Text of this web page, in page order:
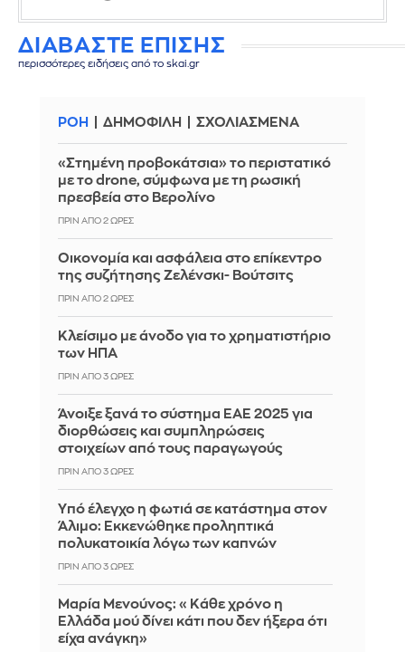
ΔΙΑΒΑΣΤΕ ΕΠΙΣΗΣ
περισσότερες ειδήσεις από το skai.gr
ΡΟΗ ΔΗΜΟΦΙΛΗ ΣΧΟΛΙΑΣΜΕΝΑ
«Στημένη προβοκάτσια» το περιστατικό
με το drone, σύμφωνα με τη ρωσική
πρεσβεία στο Βερολίνο
ΠΡΙΝ ΑΠΌ 2 ΏΡΕΣ
Οικονομία και ασφάλεια στο επίκεντρο
της συζήτησης Ζελένσκι- Βούτσιτς
ΠΡΙΝ ΑΠΌ 2 ΏΡΕΣ
Κλείσιμο με άνοδο για το χρηματιστήριο
των ΗΠΑ
ΠΡΙΝ ΑΠΌ 3 ΏΡΕΣ
Άνοιξε ξανά το σύστημα ΕΑΕ 2025 για
διορθώσεις και συμπληρώσεις
στοιχείων από τους παραγωγούς
ΠΡΙΝ ΑΠΌ 3 ΏΡΕΣ
Yπό έλεγχο η φωτιά σε κατάστημα στον
Άλιμο: Εκκενώθηκε προληπτικά
πολυκατοικία λόγω των καπνών
ΠΡΙΝ ΑΠΌ 3 ΏΡΕΣ
Μαρία Μενούνος: «Κάθε χρόνο η
Ελλάδα μού δίνει κάτι που δεν ήξερα ότι
είχα ανάγκη»